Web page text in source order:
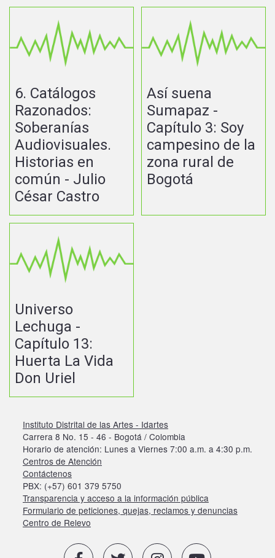
6. Catálogos
Razonados:
Soberanías
Audiovisuales.
Historias en
común - Julio
César Castro
Así suena
Sumapaz -
Capítulo 3: Soy
campesino de la
zona rural de
Bogotá
Universo
Lechuga -
Capítulo 13:
Huerta La Vida
Don Uriel
Instituto Distrital de las Artes - Idartes
Carrera 8 No. 15 - 46 - Bogotá / Colombia
Horario de atención: Lunes a Viernes 7:00 a.m. a 4:30 p.m.
Centros de Atención
Contáctenos
PBX: (+57) 601 379 5750
Transparencia y acceso a la información pública
Formulario de peticiones, quejas, reclamos y denuncias
Centro de Relevo